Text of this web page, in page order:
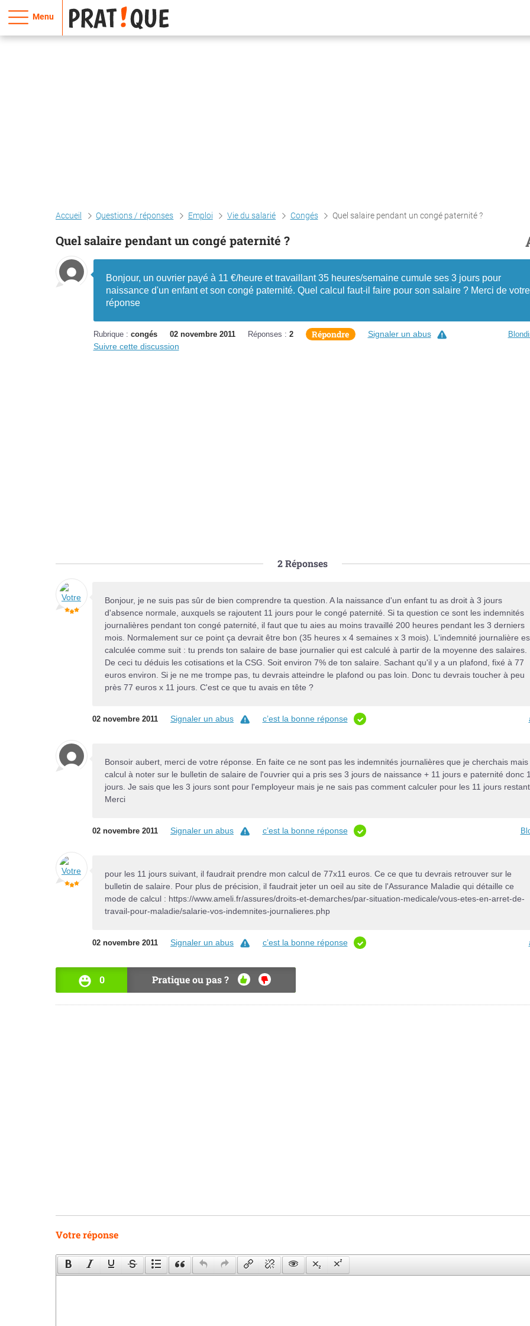
Menu
Accueil Questions / réponses Emploi Vie du salarié Congés Quel salaire pendant un congé paternité ?
Quel salaire pendant un congé paternité ?
Bonjour, un ouvrier payé à 11 €/heure et travaillant 35 heures/semaine cumule ses 3 jours pour
naissance d'un enfant et son congé paternité. Quel calcul faut-il faire pour son salaire ? Merci de votre
réponse
Rubrique : congés 02 novembre 2011 Réponses : 2 Répondre
Signaler un abus
Suivre cette discussion
2Réponses
Bonjour, je ne suis pas sûr de bien comprendre ta question. A la naissance d'un enfant tu as droit à 3 jours
d'absence normale, auxquels se rajoutent 11 jours pour le congé paternité. Si ta question ce sont les indemnités
journalières pendant ton congé paternité, il faut que tu aies au moins travaillé 200 heures pendant les 3 derniers
mois. Normalement sur ce point ça devrait être bon (35 heures x 4 semaines x 3 mois). L'indemnité journalière
calculée comme suit : tu prends ton salaire de base journalier qui est calculé à partir de la moyenne des salaires.
De ceci tu déduis les cotisations et la CSG. Soit environ 7% de ton salaire. Sachant qu'il y a un plafond, fixé à 77
euros environ. Si je ne me trompe pas, tu devrais atteindre le plafond ou pas loin. Donc tu devrais toucher à peu
près 77 euros x 11 jours. C'est ce que tu avais en tête ?
02 novembre 2011 Signaler un abus c’est la bonne réponse
Bonsoir aubert, merci de votre réponse. En faite ce ne sont pas les indemnités journalières que je cherchais mais
calcul à noter sur le bulletin de salaire de l'ouvrier qui a pris ses 3 jours de naissance + 11 jours e paternité donc
jours. Je sais que les 3 jours sont pour l'employeur mais je ne sais pas comment calculer pour les 11 jours
Merci
02 novembre 2011 Signaler un abus c’est la bonne réponse
pour les 11 jours suivant, il faudrait prendre mon calcul de 77x11 euros. Ce ce que tu devrais retrouver sur le
bulletin de salaire. Pour plus de précision, il faudrait jeter un oeil au site de l'Assurance Maladie qui détaille ce
mode de calcul : https://www.ameli.fr/assures/droits-et-demarches/par-situation-medicale/vous-etes-en-arret-de-
travail-pour-maladie/salarie-vos-indemnites-journalieres.php
02 novembre 2011 Signaler un abus c’est la bonne réponse
0 Pratique ou pas ?
OUI NON
Votre réponse